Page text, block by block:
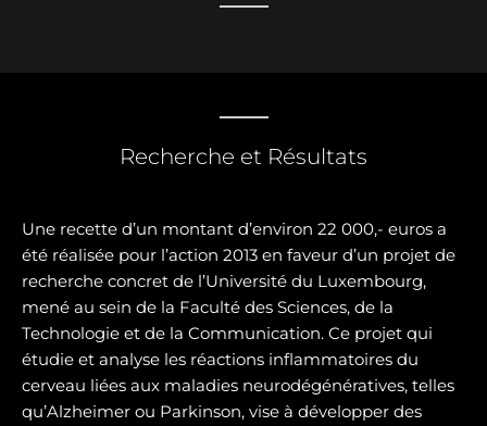
Recherche et Résultats
Une recette d’un montant d’environ 22 000,- euros a
été réalisée pour l’action 2013 en faveur d’un projet de
recherche concret de l’Université du Luxembourg,
mené au sein de la Faculté des Sciences, de la
Technologie et de la Communication. Ce projet qui
étudie et analyse les réactions inflammatoires du
cerveau liées aux maladies neurodégénératives, telles
qu’Alzheimer ou Parkinson, vise à développer des